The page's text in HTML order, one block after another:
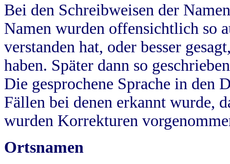
Bei den Schreibweisen der
Namen wurden offensichtlich so
verstanden hat, oder besser
haben. Später dann so
Die gesprochene Sprache in
Fällen bei denen erkannt wurde,
wurden Korrekturen
Ortsnamen